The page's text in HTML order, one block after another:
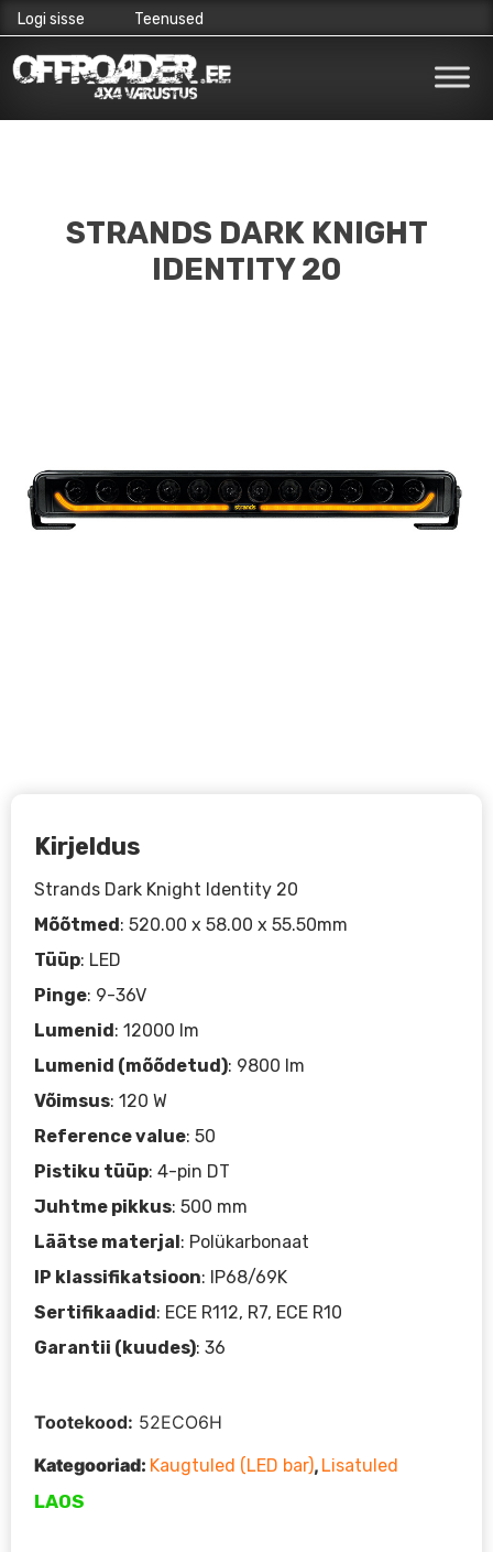
to
Logi sisse Teenused
STRANDS DARK KNIGHT
IDENTITY 20
Kirjeldus
Strands Dark Knight Identity 20
Mõõtmed: 520.00 x 58.00 x 55.50mm
Tüüp: LED
Pinge: 9-36V
Lumenid: 12000 lm
Lumenid (mõõdetud): 9800 lm
Võimsus: 120 W
Reference value: 50
Pistiku tüüp: 4-pin DT
Juhtme pikkus: 500 mm
Läätse materjal: Polükarbonaat
IP klassifikatsioon: IP68/69K
Sertifikaadid: ECE R112, R7, ECE R10
Garantii (kuudes): 36
Tootekood: 52ECO6H
Kategooriad: Kaugtuled (LED bar), Lisatuled
LAOS